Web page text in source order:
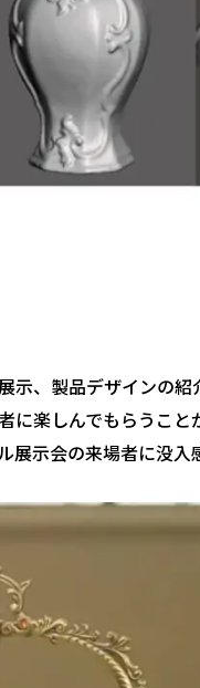
示、製品デザインの
に楽しんでもらうこ
示会の来場者に没入